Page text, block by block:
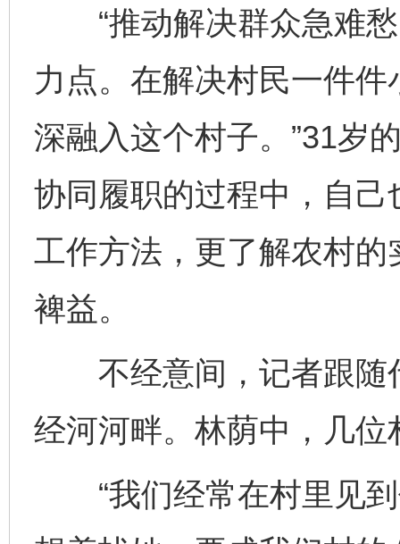
“推动解决群众急难愁
力点。在解决村民一件
深融入这个村子。”31岁
协同履职的过程中，自
工作方法，更了解农村
裨益。
不经意间，记者跟随
经河河畔。林荫中，几
“我们经常在村里见到